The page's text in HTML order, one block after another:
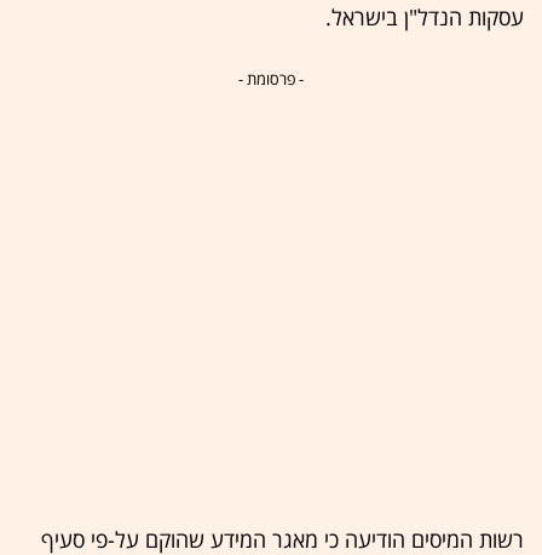
עסקות הנדל"ן בישראל.
- פרסומת -
רשות המיסים הודיעה כי מאגר המידע שהוקם על-פי סעיף